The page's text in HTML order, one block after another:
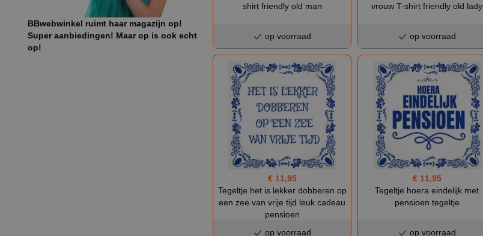
BBwebwinkel ruimt haar magazijn op!
Super aanbiedingen! Maar op is ook echt
op!
shirt friendly old man
op voorraad
vrouw T-shirt friendly old lady
op voorraad
€ 11,95
Tegeltje het is lekker dobberen op
een zee van vrije tijd leuk cadeau
pensioen
op voorraad
€ 11,95
Tegeltje hoera eindelijk met
pensioen tegeltje
op voorraad